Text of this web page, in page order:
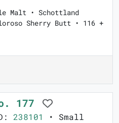
Malt • Schottland
Sherry Butt • 116 +
177
238101
• Small